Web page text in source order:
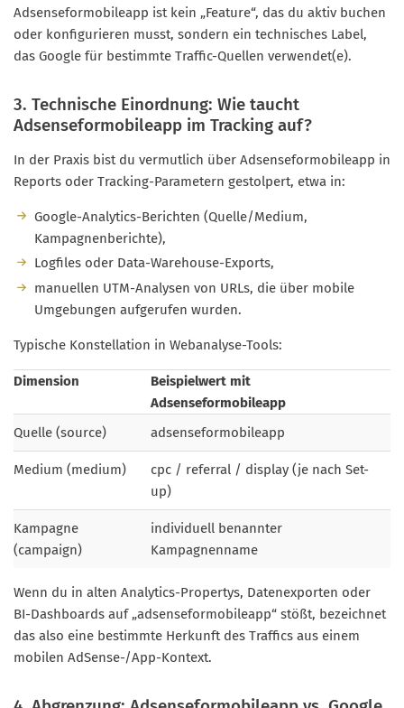
Adsenseformobileapp ist kein „Feature“, das du aktiv buchen
oder konfigurieren musst, sondern ein technisches Label,
das Google für bestimmte Traffic-Quellen verwendet(e).
3. Technische Einordnung: Wie taucht
Adsenseformobileapp im Tracking auf?
In der Praxis bist du vermutlich über Adsenseformobileapp in
Reports oder Tracking-Parametern gestolpert, etwa in:
Google-Analytics-Berichten (Quelle/Medium,
Kampagnenberichte),
Logfiles oder Data-Warehouse-Exports,
manuellen UTM-Analysen von URLs, die über mobile
Umgebungen aufgerufen wurden.
Typische Konstellation in Webanalyse-Tools:
Dimension
Beispielwert mit
Adsenseformobileapp
Quelle (source)
adsenseformobileapp
Medium (medium)
cpc / referral / display (je nach Set-
up)
Kampagne
(campaign)
individuell benannter
Kampagnenname
Wenn du in alten Analytics-Propertys, Datenexporten oder
BI-Dashboards auf „adsenseformobileapp“ stößt, bezeichnet
das also eine bestimmte Herkunft des Traffics aus einem
mobilen AdSense-/App-Kontext.